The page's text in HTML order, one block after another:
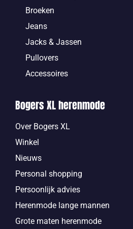
Broeken
Jeans
Jacks & Jassen
Pullovers
Accessoires
Bogers XL herenmode
Over Bogers XL
Winkel
Nieuws
Personal shopping
Persoonlijk advies
Herenmode lange mannen
Grote maten herenmode